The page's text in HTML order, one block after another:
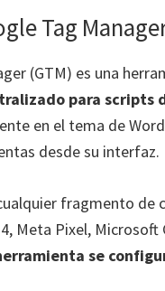
Tag
(GTM) es una
para scripts
en el tema de
desde su interfaz.
fragmento de
Meta Pixel,
se